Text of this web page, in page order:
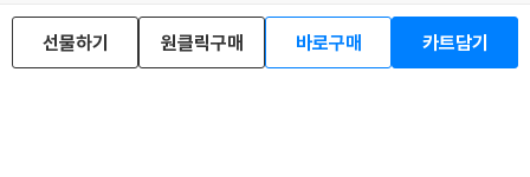
들도 있다.
이 책은 20여 년 동안 만나온 아이와 엄마들 이야기를 사례별로 모은 것이
선물하기 원클릭구매 바로구매 카트담기
예스이십사(주) 사업자 정보
이용약관
개인정보처리방침
청소년보호정책